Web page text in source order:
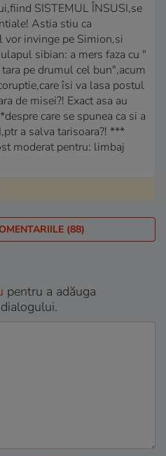
SISTEMUL ÎNSUSI,se
Astia stiu ca
vor invinge pe Simion,si
sibian: a mers faza cu "
pe drumul cel bun",acum
îsi va lasa postul
de misei?! Exact asa au
care se spunea ca si a
a salva tarisoara?! ***
moderat pentru: limbaj
(88)
pentru a adăuga